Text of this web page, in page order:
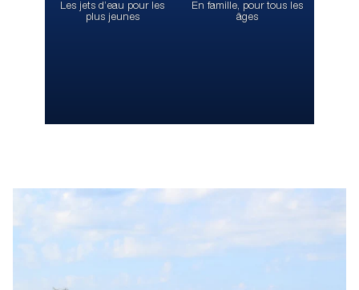
Les jets d’eau pour les
plus jeunes
En famille, pour tous les
âges